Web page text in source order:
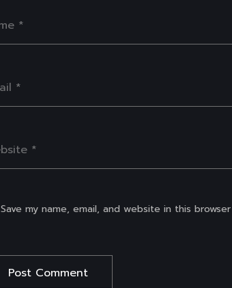
Save my name, email, and website in this